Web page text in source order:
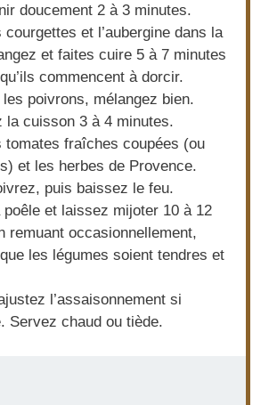
doucement 2 à 3 minutes.
courgettes et l’aubergine dans la
et faites cuire 5 à 7 minutes
commencent à dorcir.
les poivrons, mélangez bien.
la cuisson 3 à 4 minutes.
tomates fraîches coupées (ou
et les herbes de Provence.
puis baissez le feu.
poêle et laissez mijoter 10 à 12
remuant occasionnellement,
les légumes soient tendres et
l’assaisonnement si
Servez chaud ou tiède.